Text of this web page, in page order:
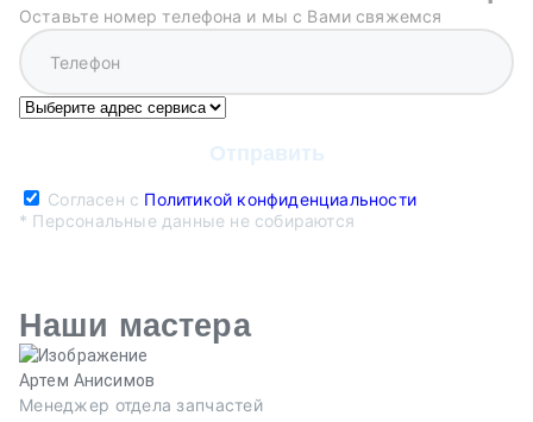
Оставьте номер телефона и мы с Вами свяжемся
Согласен с Политикой конфиденциальности
* Персональные данные не собираются
Наши мастера
Артем Анисимов
Менеджер отдела запчастей